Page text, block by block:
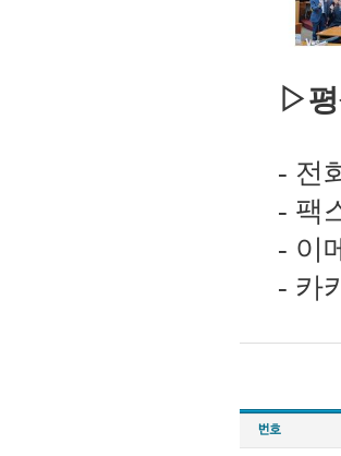
▷평
- 전
- 팩
- 이
- 카